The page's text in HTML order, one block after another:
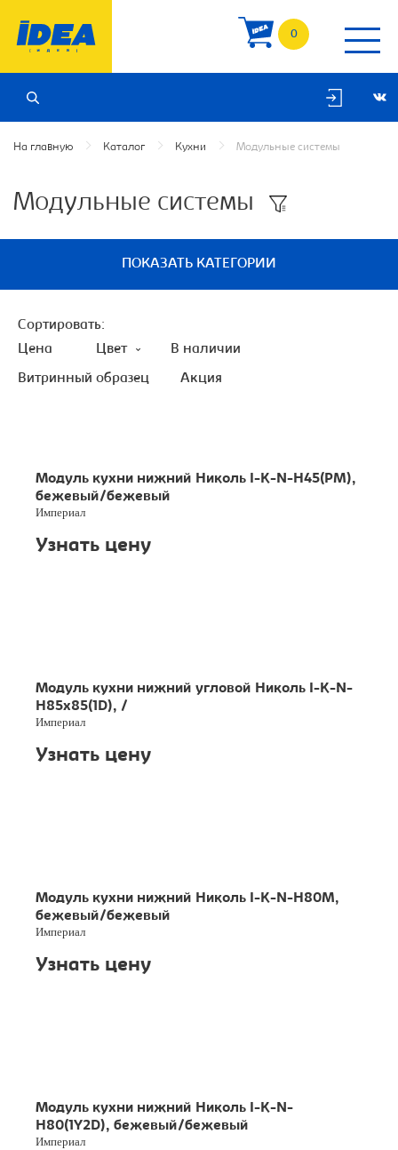
0
На главную Каталог Кухни Модульные системы
Модульные системы
ПОКАЗАТЬ КАТЕГОРИИ
Сортировать:
Цена
Цвет В наличии
Витринный образец Акция
Модуль кухни нижний Николь I-K-N-H45(PM),
бежевый/бежевый
Империал
Узнать цену
Модуль кухни нижний угловой Николь I-K-N-
H85x85(1D), /
Империал
Узнать цену
Модуль кухни нижний Николь I-K-N-H80M,
бежевый/бежевый
Империал
Узнать цену
Модуль кухни нижний Николь I-K-N-
H80(1Y2D), бежевый/бежевый
Империал